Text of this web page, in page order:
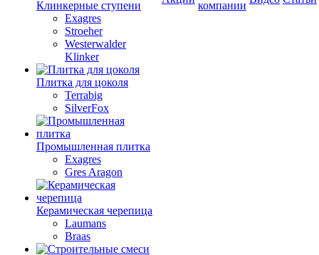
Клинкерные ступени
Exagres
Stroeher
Westerwalder
Klinker
Плитка для цоколя
Terrabig
SilverFox
Промышленная плитка
Exagres
Gres Aragon
Керамическая черепица
Laumans
Braas
компании